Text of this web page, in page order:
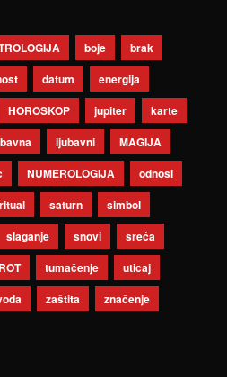
boje
brak
datum
energija
HOROSKOP jupiter
karte
ljubavni
MAGIJA
NUMEROLOGIJA
odnosi
ritual saturn
simbol
slaganje snovi
sreća
tumačenje
uticaj
zaštita značenje